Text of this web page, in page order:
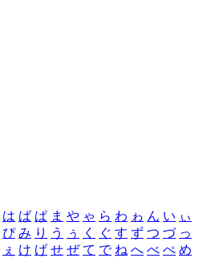
は ば ぱ ま や ゃ ら わ ゎ ん い ぃ
ぴ み り う ぅ く ぐ す ず つ づ っ
ぇ け げ せ ぜ て で ね へ べ ぺ め